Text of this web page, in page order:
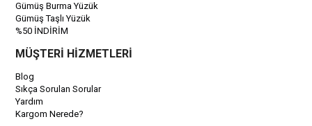
Gümüş Burma Yüzük
Gümüş Taşlı Yüzük
%50 İNDİRİM
MÜŞTERİ HİZMETLERİ
Blog
Sıkça Sorulan Sorular
Yardım
Kargom Nerede?